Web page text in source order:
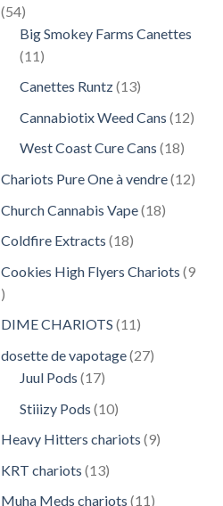
5454
produits
Big Smokey Farms Canettes
11 11
Canettes Runtz 1313
Cannabiotix Weed Cans 1212
West Coast Cure Cans 1818
Chariots Pure One à vendre 1212
Church Cannabis Vape 1818
Coldfire Extracts 1818
Cookies High Flyers Chariots 9
9
DIME CHARIOTS 1111
dosette de vapotage 2727
Juul Pods 1717
Stiiizy Pods 1010
Heavy Hitters chariots 99
KRT chariots 1313
Muha Meds chariots 1111